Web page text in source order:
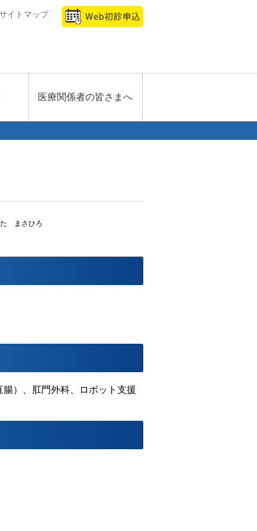
イトマップ
医療関係者の皆さまへ
まさひろ
）、肛門外科、ロボット支援